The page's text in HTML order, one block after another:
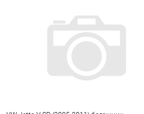
Купить в 1 клик
Сравнение
Под заказ